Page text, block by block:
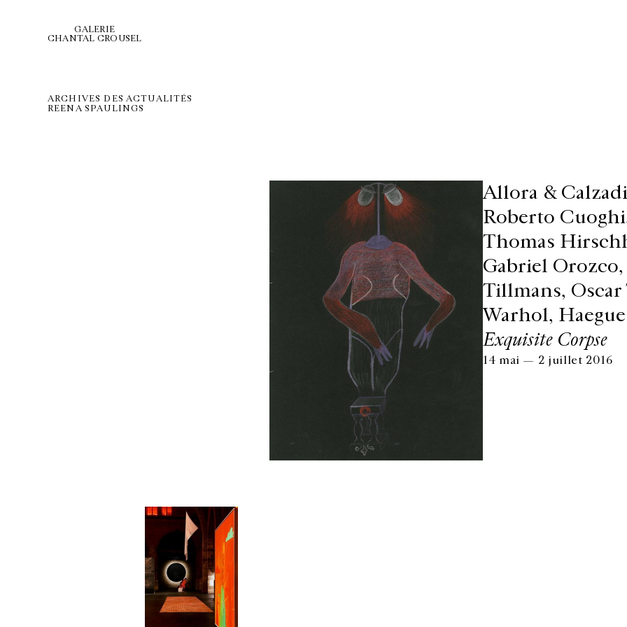
GALERIE
CHANTAL CROUSEL
ARCHIVES DES ACTUALITÉS
REENA SPAULINGS
Allora &
Roberto
Thomas
Gabriel
Tillmans,
Warhol,
Exquisite Corpse
14 mai — 2 juillet 2016